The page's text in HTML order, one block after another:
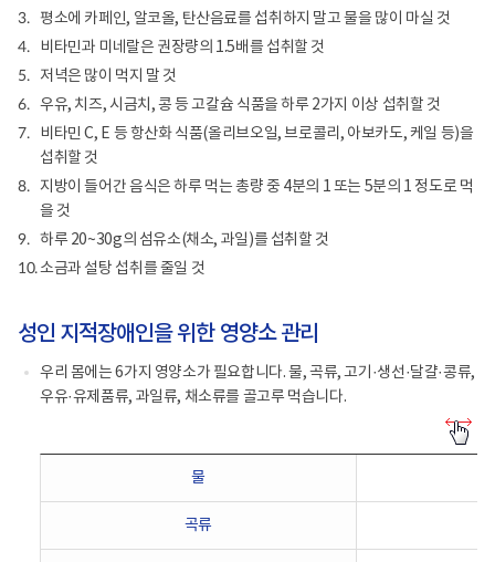
3. 평소에 카페인, 알코올, 탄산음료를 섭취하지 말고 물을 많이 마실 것
4. 비타민과 미네랄은 권장량의 1.5배를 섭취할 것
5. 저녁은 많이 먹지 말 것
6. 우유, 치즈, 시금치, 콩 등 고칼슘 식품을 하루 2가지 이상 섭취할 것
7.
비타민 C, E 등 항산화 식품(올리브오일, 브로콜리, 아보카도, 케일 등)을
섭취할 것
8.
지방이 들어간 음식은 하루 먹는 총량 중 4분의 1 또는 5분의 1 정도로 먹
을 것
9. 하루 20~30g의 섬유소(채소, 과일)를 섭취할 것
10.소금과 설탕 섭취를 줄일 것
성인 지적장애인을 위한 영양소 관리
우리 몸에는 6가지 영양소가 필요합니다. 물, 곡류, 고기·생선·달걀·콩류,
우유·유제품류, 과일류, 채소류를 골고루 먹습니다.
인
적
애
물
곡류